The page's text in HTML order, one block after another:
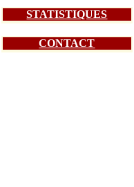
STATISTIQUES
CONTACT